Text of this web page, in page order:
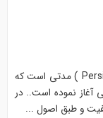
بسمه تعالی. شرکت قائم زیست الوند ( برندPersian Bio ) مدتی است که
آغاز نموده است.. در
و طبق اصول ...